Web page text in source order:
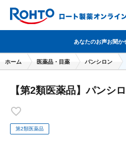
人気のキーワードで検索
目薬 ロートV5 日焼け止
デオコ セラミド オバジ
アゼライン酸
冬虫夏草
あなたのお声お聞か
ホーム 医薬品・目薬 パンシロン
【第2類医薬品】パンシ
第2類医薬品